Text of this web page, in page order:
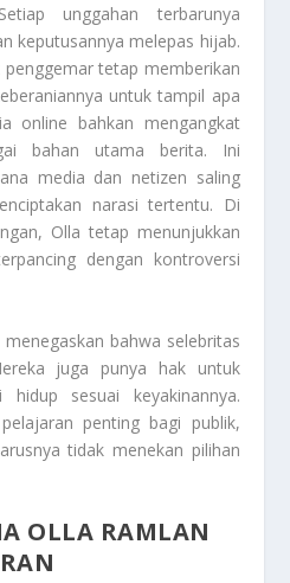
unggahan terbarunya
keputusannya melepas hijab.
tetap memberikan
untuk tampil apa
online bahkan mengangkat
bahan utama berita. Ini
media dan netizen saling
narasi tertentu. Di
Olla tetap menunjukkan
dengan kontroversi
bahwa selebritas
juga punya hak untuk
sesuai keyakinannya.
penting bagi publik,
tidak menekan pilihan
OLLA RAMLAN